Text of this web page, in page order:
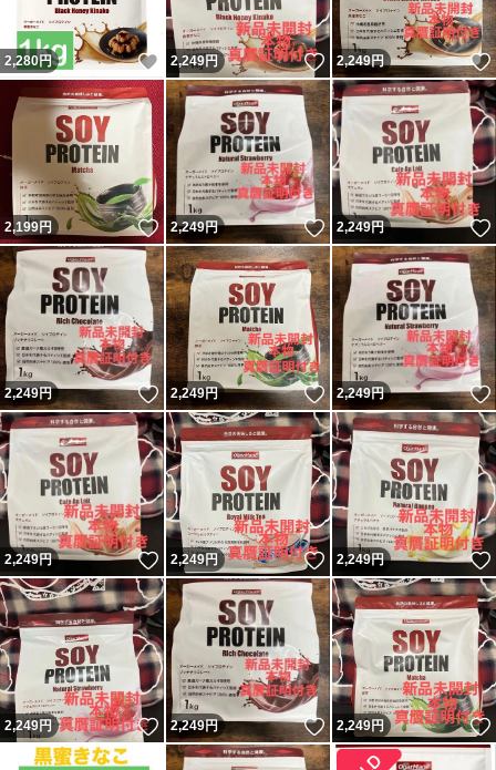
2,280円 いいね！
2,249円 いいね！
2,249円
2,199円 いいね！
2,249円 いいね！
2,249円
2,249円 いいね！
2,249円 いいね！
2,249円
2,249円 いいね！
2,249円 いいね！
2,249円
2,249円 いいね！
2,249円 いいね！
2,249円